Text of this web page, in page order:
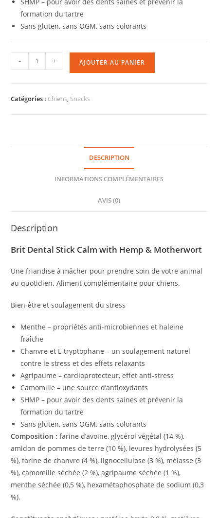
formation du tartre
Sans gluten, sans OGM, sans colorants
- + AJOUTER AU PANIER
Catégories : Chiens, Snacks
DESCRIPTION
INFORMATIONS COMPLÉMENTAIRES
AVIS (0)
Description
Brit Dental Stick Calm with Hemp & Motherwort​
Une friandise à mâcher pour prendre soin de votre animal
au quotidien. Aliment complémentaire pour chiens.
Bien-être et soulagement du stress
Menthe – propriétés anti-microbiennes et haleine
fraîche
Chanvre et L-tryptophane – un soulagement naturel
contre le stress et des effets relaxants
Agripaume – cardioprotecteur, effet anti-stress
Camomille – une source d’antioxydants
SHMP – pour avoir des dents saines et prévenir la
formation du tartre
Sans gluten, sans OGM, sans colorants
Composition : farine d’avoine, glycérol végétal (14 %),
amidon de pommes de terre (10 %), levures hydrolysées (5
%), farine de chanvre (4 %), lignocellulose (3 %), mélasse (3
%), camomille séchée (2 %), agripaume séchée (1 %),
menthe séchée (0,5 %), hexamétaphosphate de sodium (0,3
%).